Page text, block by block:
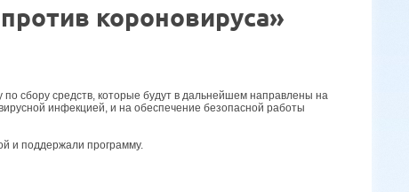
короновируса»
сбору средств, которые будут в дальнейшем направлены на
инфекцией, и на обеспечение безопасной работы
и поддержали программу.